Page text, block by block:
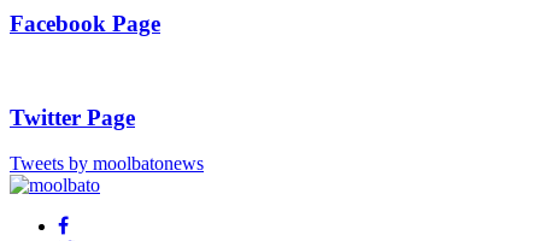
Facebook Page
Twitter Page
Tweets by moolbatonews